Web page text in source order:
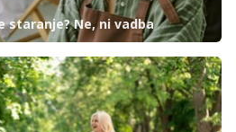
staranje? Ne, ni vadba